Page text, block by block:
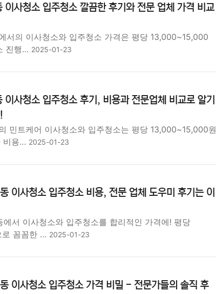
이사청소 입주청소 깔끔한 후기와 전문 업체 가격 비교
서의 이사청소와 입주청소 가격은 평당 13,000~15,000
진행… 2025-01-23
이사청소 입주청소 후기, 비용과 전문업체 비교로 알기
민트케어 이사청소와 입주청소는 평당 13,000~15,000원
비용… 2025-01-23
이사청소 입주청소 비용, 전문 업체 도우미 후기는 이
에서 이사청소와 입주청소를 합리적인 가격에! 평당
꼼꼼한 … 2025-01-23
이사청소 입주청소 가격 비밀 - 전문가들의 솔직 후